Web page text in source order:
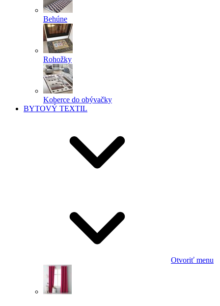
Behúne
Rohožky
Koberce do obývačky
BYTOVÝ TEXTIL
Otvoriť menu